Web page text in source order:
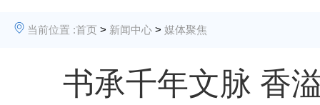
当前位置 :首页 > 新闻中心 > 媒体聚焦
书承千年文脉 香